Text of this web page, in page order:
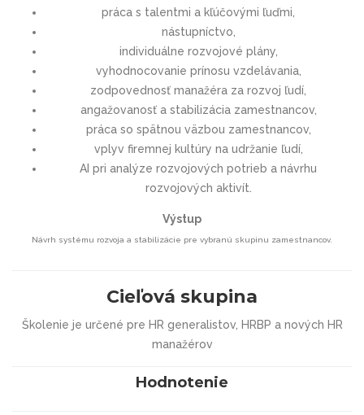
práca s talentmi a kľúčovými ľuďmi,
nástupníctvo,
individuálne rozvojové plány,
vyhodnocovanie prínosu vzdelávania,
zodpovednosť manažéra za rozvoj ľudí,
angažovanosť a stabilizácia zamestnancov,
práca so spätnou väzbou zamestnancov,
vplyv firemnej kultúry na udržanie ľudí,
AI pri analýze rozvojových potrieb a návrhu
rozvojových aktivít.
Výstup
Návrh systému rozvoja a stabilizácie pre vybranú skupinu zamestnancov.
Cieľová skupina
Školenie je určené pre HR generalistov, HRBP a nových HR
manažérov
Hodnotenie